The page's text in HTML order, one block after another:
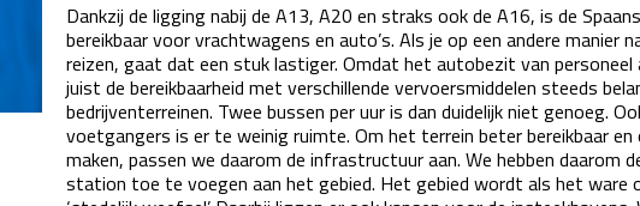
Dankzij de ligging nabij de A13, A20 en straks ook de A16, is de
bereikbaar voor vrachtwagens en auto’s. Als je op een andere manier
reizen, gaat dat een stuk lastiger. Omdat het autobezit van
juist de bereikbaarheid met verschillende vervoersmiddelen steeds
bedrijventerreinen. Twee bussen per uur is dan duidelijk niet genoeg.
voetgangers is er te weinig ruimte. Om het terrein beter bereikbaar en
maken, passen we daarom de infrastructuur aan. We hebben daarom
station toe te voegen aan het gebied. Het gebied wordt als het ware